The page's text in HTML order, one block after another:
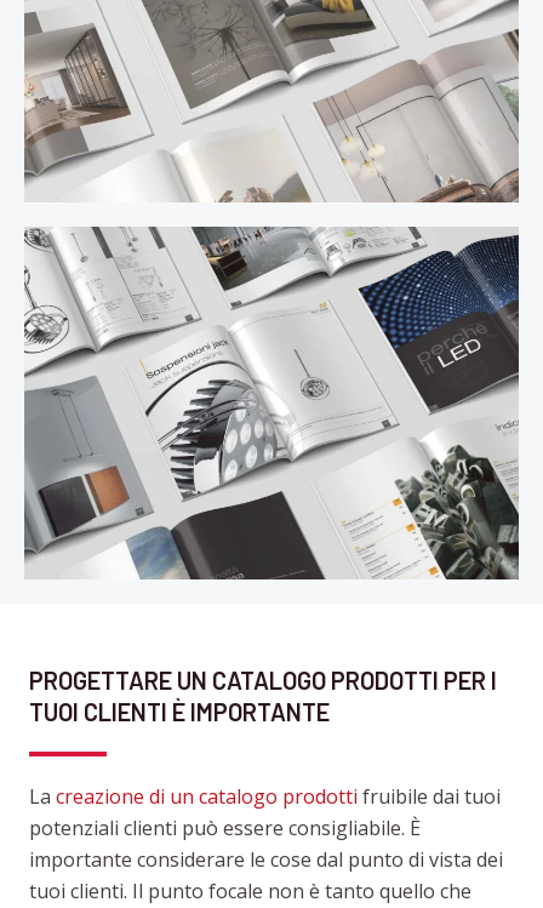
PROGETTARE UN CATALOGO PRODOTTI PER I
TUOI CLIENTI È IMPORTANTE
La creazione di un catalogo prodotti fruibile dai tuoi
potenziali clienti può essere consigliabile. È
importante considerare le cose dal punto di vista dei
tuoi clienti. Il punto focale non è tanto quello che